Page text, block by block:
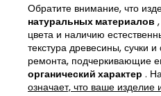
Обратите внимание, что
натуральных материалов
цвета и наличию
текстура древесины, сучки
ремонта, подчеркивающие
органический характер .
означает, что ваше изделие